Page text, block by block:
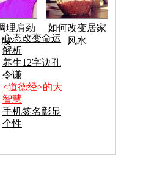
理肩劲
腰
如何改变居家
风水
心态改变命运
解析
养生12字诀孔
令谦
<道德经>的大
智慧
手机签名彰显
个性